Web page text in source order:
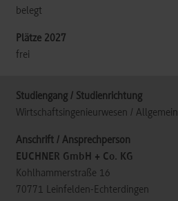
belegt
frei
Wirtschaftsingenieurwesen / Allgemein
EUCHNER GmbH + Co. KG
Kohlhammerstraße 16
70771 Leinfelden-Echterdingen